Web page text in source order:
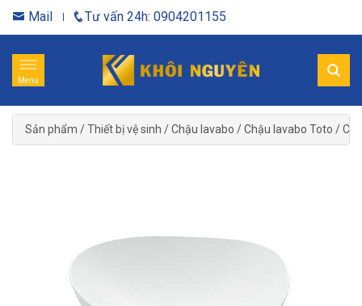
Mail Tư vấn 24h: 0904201155
Menu
Sản phẩm /Thiết bị vệ sinh /Chậu lavabo /Chậu lavabo Toto /